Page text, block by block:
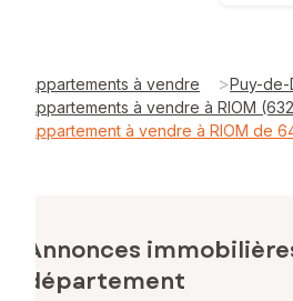
Appartements à vendre >Puy-de-
Appartements à vendre à RIOM
Appartement à vendre à RIOM de
Annonces
département